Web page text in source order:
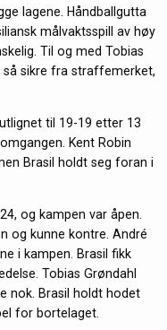
lagene. Håndballgutta
målvaktsspill av høy
Til og med Tobias
så sikre fra straffemerket,
til 19-19 etter 13
Kent Robin
Brasil holdt seg foran i
og kampen var åpen.
og kunne kontre. André
i kampen. Brasil fikk
Tobias Grøndahl
nok. Brasil holdt hodet
for bortelaget.